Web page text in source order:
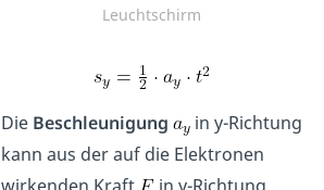
Leuchtschirm
Die Beschleunigung
in y-Richtung
kann aus der auf die Elektronen